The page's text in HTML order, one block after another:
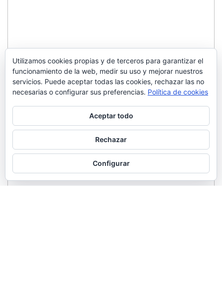
Utilizamos cookies propias y de terceros para garantizar el
funcionamiento de la web, medir su uso y mejorar nuestros
servicios. Puede aceptar todas las cookies, rechazar las no
necesarias o configurar sus preferencias. Política de cookies
Aceptar todo
Rechazar
Configurar